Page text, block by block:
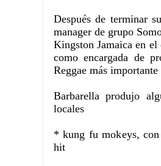
Después de terminar
manager de grupo
Kingston Jamaica en
como encargada de
Reggae más
Barbarella produjo
locales
* kung fu mokeys,
hit